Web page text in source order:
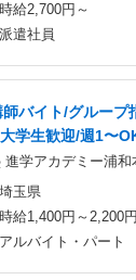
時給2,700円～
派遣社員
師バイト/グループ
学生歓迎/週1〜
進学アカデミー浦和
埼玉県
時給1,400円～2,200円
アルバイト・パート